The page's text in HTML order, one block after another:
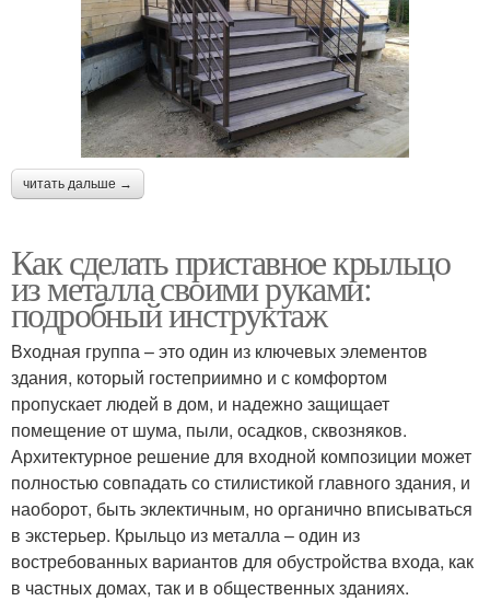
читать дальше →
Как сделать приставное крыльцо
из металла своими руками:
подробный инструктаж
Входная группа – это один из ключевых элементов
здания, который гостеприимно и с комфортом
пропускает людей в дом, и надежно защищает
помещение от шума, пыли, осадков, сквозняков.
Архитектурное решение для входной композиции может
полностью совпадать со стилистикой главного здания, и
наоборот, быть эклектичным, но органично вписываться
в экстерьер. Крыльцо из металла – один из
востребованных вариантов для обустройства входа, как
в частных домах, так и в общественных зданиях.